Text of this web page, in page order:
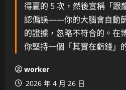
得贏的 5 次，然後宣稱「跟
認偏誤——你的大腦會自動
的證據，忽略不符合的。在
你堅持一個「其實在虧錢」
worker
2026 年 4 月 26 日